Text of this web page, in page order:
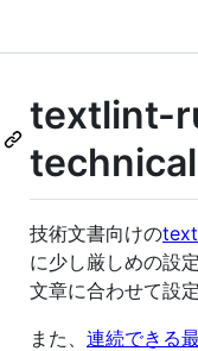
textlint-
技術文書向けの
に少し厳しめの設
文章に合わせて設
また、 連続できる